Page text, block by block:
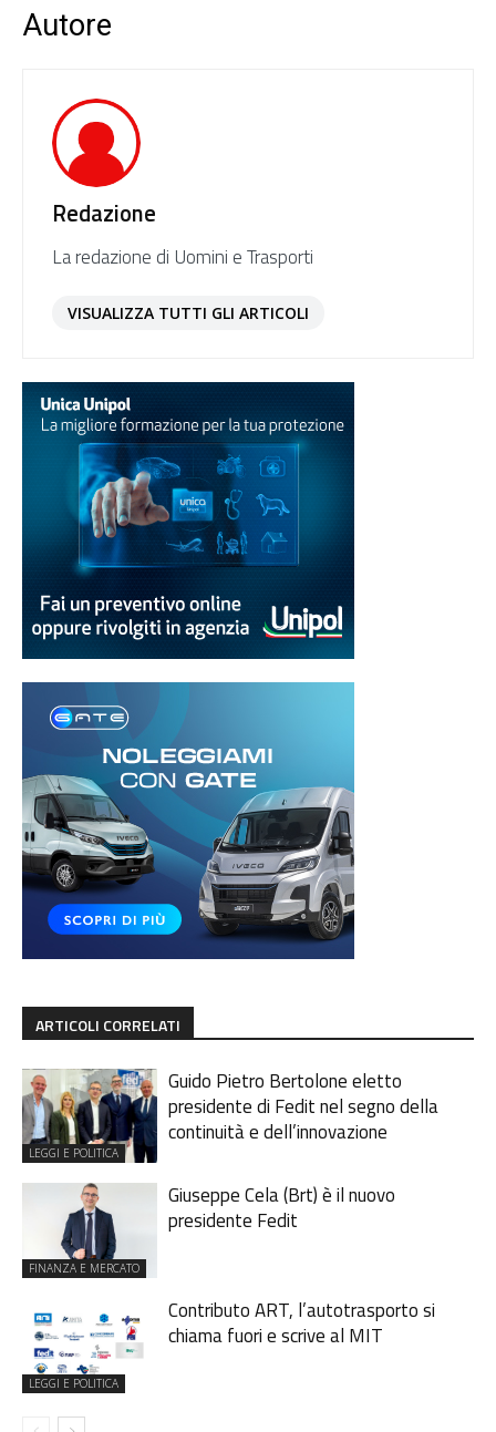
Autore
Redazione
La redazione di Uomini e Trasporti
VISUALIZZA TUTTI GLI ARTICOLI
ARTICOLI CORRELATI
LEGGI E POLITICA
Guido Pietro Bertolone eletto
presidente di Fedit nel segno della
continuità e dell’innovazione
FINANZA E MERCATO
Giuseppe Cela (Brt) è il nuovo
presidente Fedit
LEGGI E POLITICA
Contributo ART, l’autotrasporto si
chiama fuori e scrive al MIT